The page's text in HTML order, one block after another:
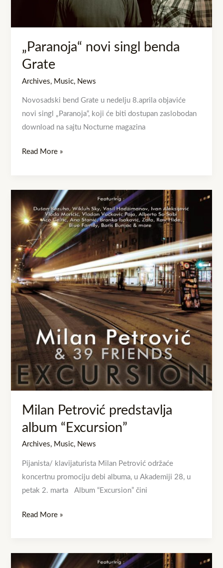
„Paranoja“ novi singl benda
Grate
Archives, Music, News
Novosadski bend Grate u nedelju 8.aprila objaviće
novi singl „Paranoja“, koji će biti dostupan zaslobodan
download na sajtu Nocturne magazina
Read More »
Milan Petrović predstavlja
album “Excursion”
Archives, Music, News
Pijanista/ klavijaturista Milan Petrović održaće
koncertnu promociju debi albuma, u Akademiji 28, u
petak 2. marta Album “Excursion” čini
Petrović
predstavlja
album
“Excursion”
Read More »